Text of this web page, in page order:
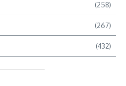
(258)
(267)
(432)